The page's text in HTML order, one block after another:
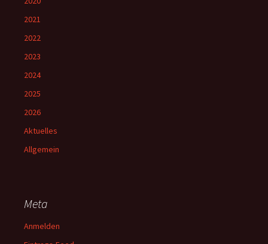
2021
2022
2023
2024
2025
2026
Aktuelles
Allgemein
Meta
Anmelden